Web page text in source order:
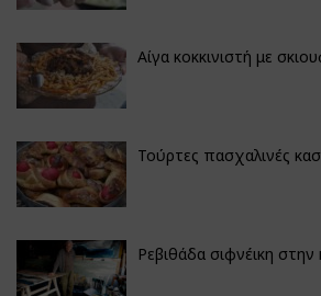
Αίγα κοκκινιστή με
Τούρτες πασχαλινές
Ρεβιθάδα σιφνέικη στην